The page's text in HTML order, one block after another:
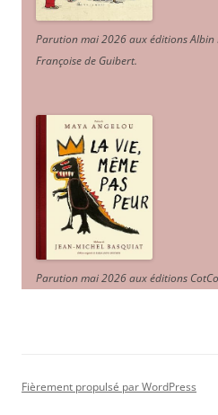
Parution mai 2026 aux éditions Albin
Françoise de Guibert.
Parution mai 2026 aux éditions
Fièrement propulsé par WordPress